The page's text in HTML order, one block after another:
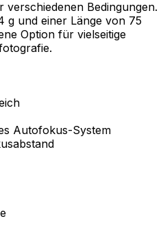
verschiedenen Bedingungen.
g und einer Länge von 75
Option für vielseitige
Autofokus-System